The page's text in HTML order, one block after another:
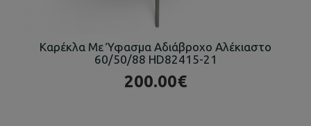
Καρέκλα Με Ύφασμα Αδιάβροχο Αλέκιαστο
60/50/88 HD82415-21
200.00€